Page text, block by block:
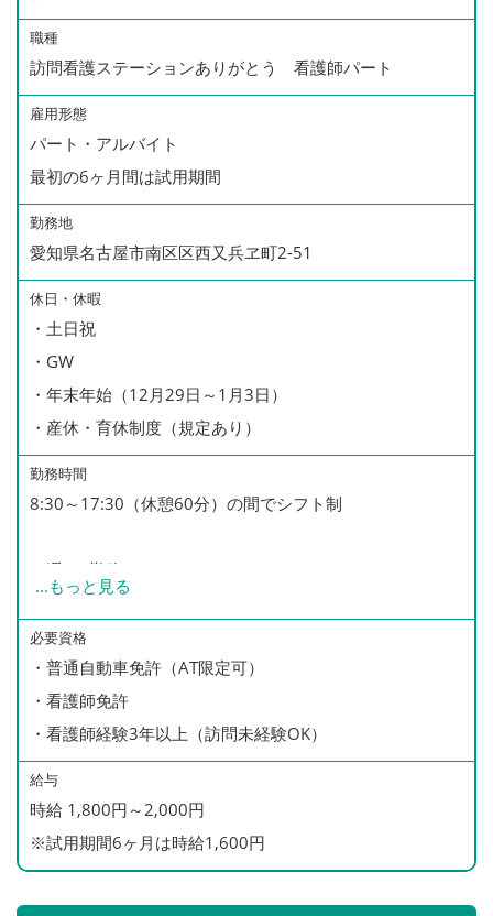
職種
訪問看護ステーションありがとう 看護師パート
雇用形態
パート・アルバイト
最初の6ヶ月間は試用期間
勤務地
愛知県名古屋市南区区西又兵ヱ町2-51
休日・休暇
・土日祝
・GW
・年末年始（12月29日～1月3日）
・産休・育休制度（規定あり）
勤務時間
8:30～17:30（休憩60分）の間でシフト制
・週2～勤務OK！
・短時間勤務相談OK！
・17:30まで勤務可能な方を積極採用中！
・残業ほぼなし！
...もっと見る
必要資格
・普通自動車免許（AT限定可）
・看護師免許
・看護師経験3年以上（訪問未経験OK）
給与
時給 1,800円～2,000円
※試用期間6ヶ月は時給1,600円